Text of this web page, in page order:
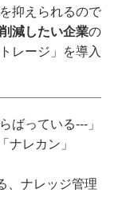
抑えられるので
減したい企業の
レージ」を導入
ばっている---」
ナレカン」
、ナレッジ管理